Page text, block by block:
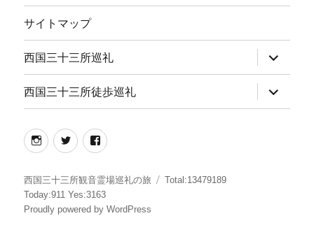
メ
ー
を
展
開
サイトマップ
西国三十三所巡礼
ブ
メ
ニ
ュ
ー
西国三十三所徒歩巡礼
ブ
メ
instagram
twitterfacebook
西国三十三所観音霊場巡礼の旅
Total:13479189
Today:911 Yes:3163
Proudly powered by WordPress